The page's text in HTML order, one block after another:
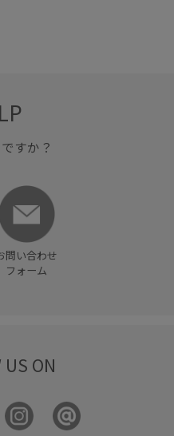
すか？
問い合わせ
フォーム
US ON